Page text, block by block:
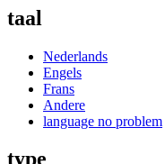
taal
Nederlands
Engels
Frans
Andere
language no problem
type